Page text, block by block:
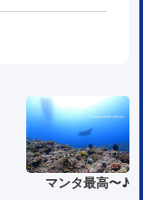
マンタ最高〜♪